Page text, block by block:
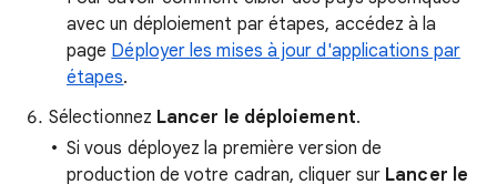
avec un déploiement par étapes, accédez à la
page Déployer les mises à jour d'applications par
étapes.
Sélectionnez Lancer le déploiement.
Si vous déployez la première version de
production de votre cadran, cliquer sur Lancer le